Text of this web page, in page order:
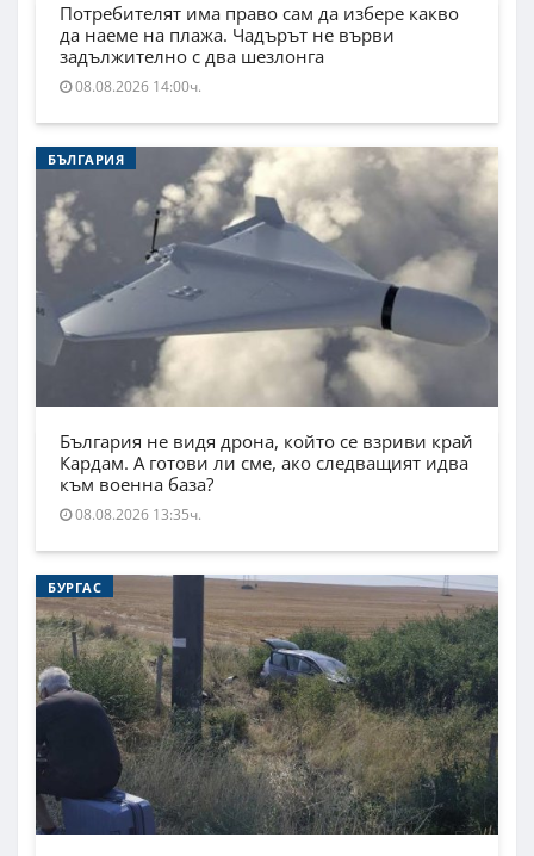
Потребителят има право сам да избере какво
да наеме на плажа. Чадърът не върви
задължително с два шезлонга
08.08.2026 14:00ч.
БЪЛГАРИЯ
България не видя дрона, който се взриви край
Кардам. А готови ли сме, ако следващият идва
към военна база?
08.08.2026 13:35ч.
БУРГАС